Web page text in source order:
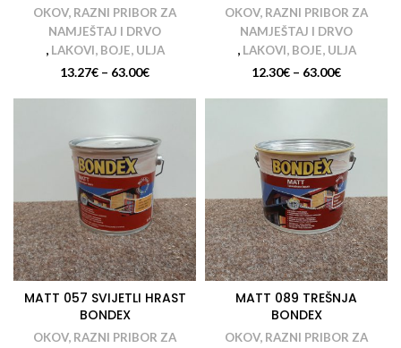
OKOV, RAZNI PRIBOR ZA
NAMJEŠTAJ I DRVO
, LAKOVI, BOJE, ULJA
13.27€ – 63.00€
OKOV, RAZNI PRIBOR ZA
NAMJEŠTAJ I DRVO
, LAKOVI, BOJE, ULJA
12.30€ – 63.00€
MATT 057 SVIJETLI HRAST
BONDEX
OKOV, RAZNI PRIBOR ZA
MATT 089 TREŠNJA
BONDEX
OKOV, RAZNI PRIBOR ZA